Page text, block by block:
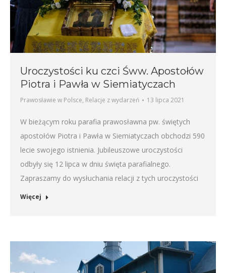
Uroczystości ku czci Śww. Apostołów
Piotra i Pawła w Siemiatyczach
Prawosławie w Polsce, Relacje z wydarzeń 13 lipca 2021
W bieżącym roku parafia prawosławna pw. świętych
apostołów Piotra i Pawła w Siemiatyczach obchodzi 590
lecie swojego istnienia. Jubileuszowe uroczystości
odbyły się 12 lipca w dniu święta parafialnego.
Zapraszamy do wysłuchania relacji z tych uroczystości
Więcej